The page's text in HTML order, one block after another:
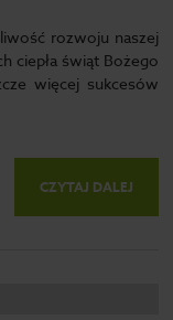
rozwoju naszej
ciepła świąt Bożego
więcej sukcesów
CZYTAJ DALEJ